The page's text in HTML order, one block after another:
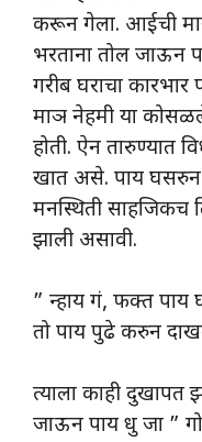
करून गेला. आईची
भरताना तोल जाऊन
गरीब घराचा कारभार
माञ नेहमी या
होती. ऐन तारुण्यात
खात असे. पाय
मनस्थिती साहजिकच
झाली असावी.
” न्हाय गं, फक्त पाय
तो पाय पुढे करुन
त्याला काही दुखापत
जाऊन पाय धु जा ”